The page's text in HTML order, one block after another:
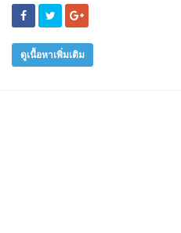
ดูเนื้อหาเพิ่มเติม